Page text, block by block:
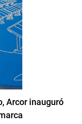
Arcor inauguró